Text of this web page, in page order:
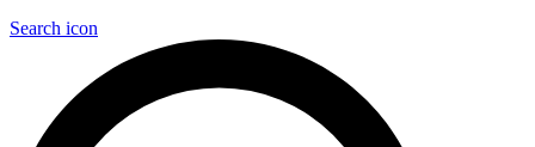
Search icon